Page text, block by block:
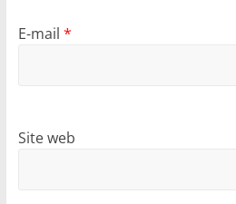
E-mail *
Site web